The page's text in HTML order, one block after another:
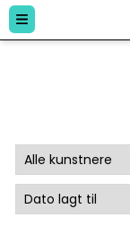
Hopp til innhold